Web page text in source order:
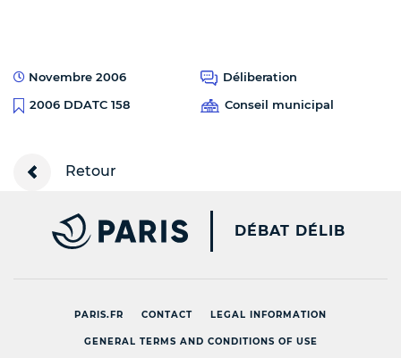
Novembre 2006
Déliberation
2006 DDATC 158
Conseil municipal
Retour
PARIS.FR [NEW
DÉBAT DÉLIB
PARIS.FR CONTACT LEGAL INFORMATION
GENERAL TERMS AND CONDITIONS OF USE